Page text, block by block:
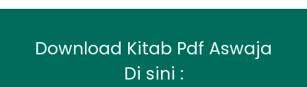
Download Kitab Pdf Aswaja
Di sini :